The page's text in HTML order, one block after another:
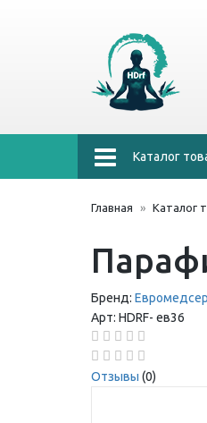
Каталог
Главная Каталог
Бренд:
Арт: HDRF- ев36
Отзывы (0)